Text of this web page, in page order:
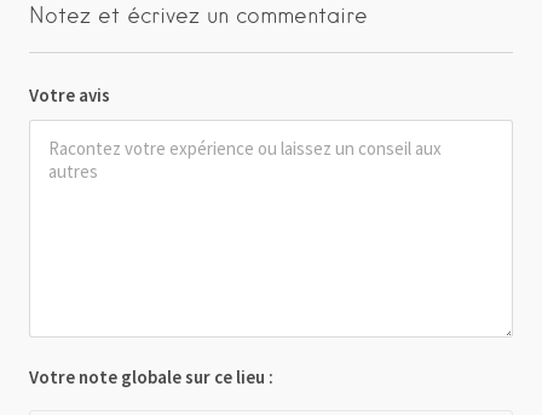
Notez et écrivez un commentaire
Votre avis
Votre note globale sur ce lieu :